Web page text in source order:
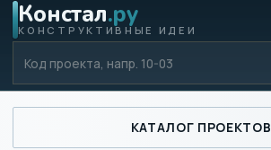
Констал.ру
КОНСТРУКТИВНЫЕ ИДЕИ
КАТАЛОГ ПРОЕКТОВ